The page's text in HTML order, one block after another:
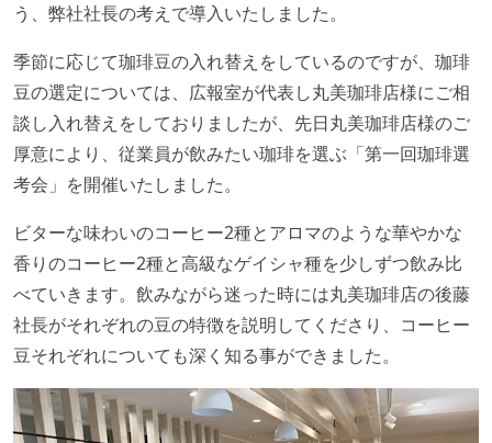
う、弊社社長の考えで導入いたしました。
季節に応じて珈琲豆の入れ替えをしているのですが、珈琲
豆の選定については、広報室が代表し丸美珈琲店様にご相
談し入れ替えをしておりましたが、先日丸美珈琲店様のご
厚意により、従業員が飲みたい珈琲を選ぶ「第一回珈琲選
考会」を開催いたしました。
ビターな味わいのコーヒー2種とアロマのような華やかな
香りのコーヒー2種と高級なゲイシャ種を少しずつ飲み比
べていきます。飲みながら迷った時には丸美珈琲店の後藤
社長がそれぞれの豆の特徴を説明してくださり、コーヒー
豆それぞれについても深く知る事ができました。